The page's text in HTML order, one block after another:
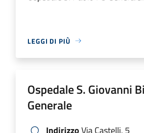
LEGGI DI PIÙ
Ospedale S. Giovanni
Generale
IndirizzoVia Castelli, 5